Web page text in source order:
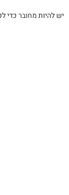
יש להיותמחוברכדי